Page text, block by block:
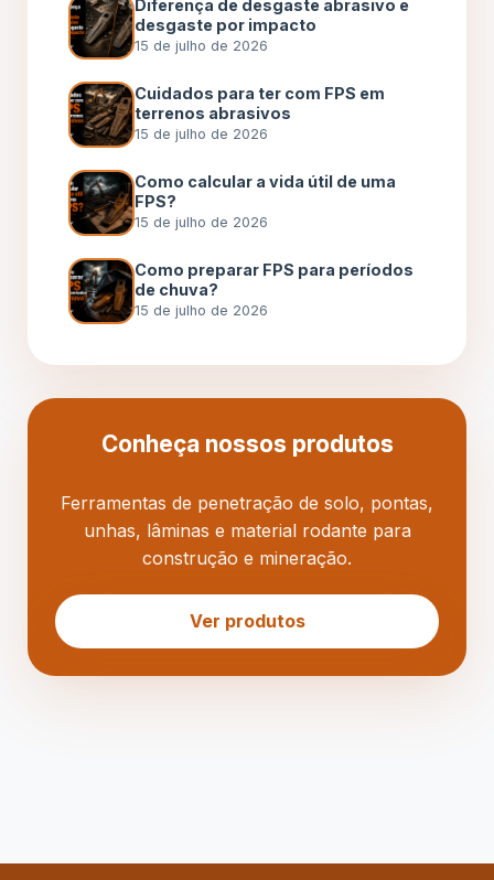
Diferença de desgaste abrasivo e
desgaste por impacto
15 de julho de 2026
Cuidados para ter com FPS em
terrenos abrasivos
15 de julho de 2026
Como calcular a vida útil de uma
FPS?
15 de julho de 2026
Como preparar FPS para períodos
de chuva?
15 de julho de 2026
Conheça nossos produtos
Ferramentas de penetração de solo, pontas,
unhas, lâminas e material rodante para
construção e mineração.
Ver produtos